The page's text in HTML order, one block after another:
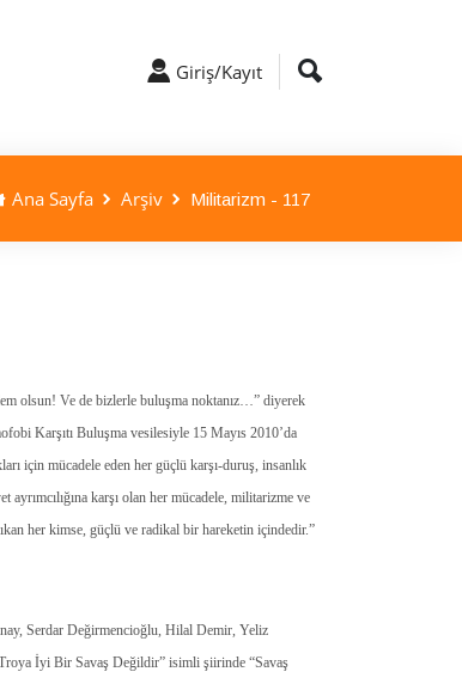
Giriş/Kayıt
Ana Sayfa Arşiv Militarizm - 117
olsun! Ve de bizlerle buluşma noktanız…” diyerek
Karşıtı Buluşma vesilesiyle 15 Mayıs 2010’da
için mücadele eden her güçlü karşı-duruş, insanlık
karşı olan her mücadele, militarizme ve
her kimse, güçlü ve radikal bir hareketin içindedir.”
Serdar Değirmencioğlu, Hilal Demir, Yeliz
İyi Bir Savaş Değildir” isimli şiirinde “Savaş